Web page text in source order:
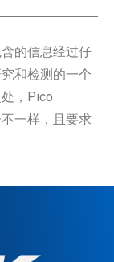
的信息经过仔
和检测的一个
，Pico
一样，且要求